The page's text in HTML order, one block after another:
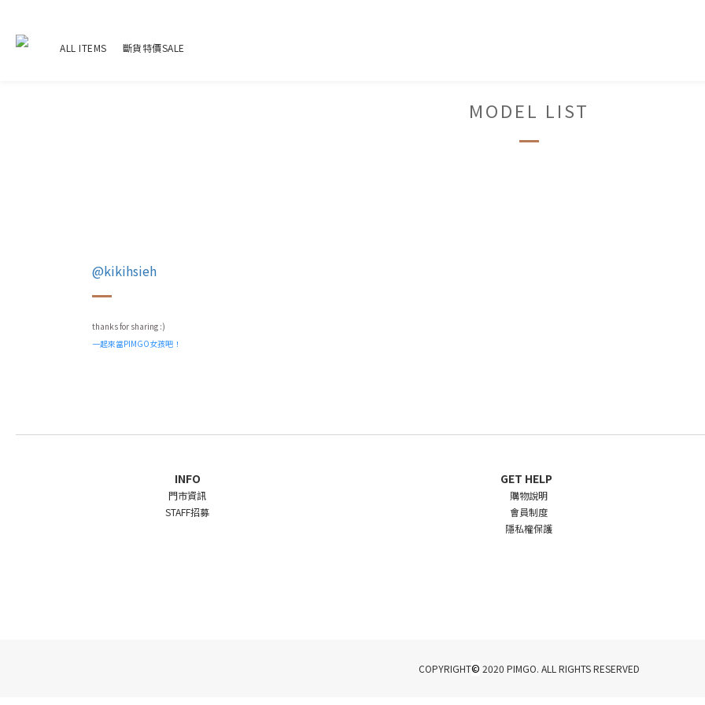
ALL ITEMS 斷貨特價SALE
MODEL LIST
@kikihsieh
thanks for sharing :)
一起來當PIMGO女孩吧！
INFO
門市資訊
STAFF招募
GET HELP
購物說明
會員制度
隱私權保護
COPYRIGHT© 2020 PIMGO. ALL RIGHTS RESERVED